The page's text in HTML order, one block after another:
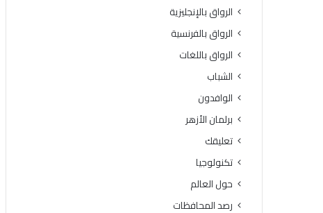
الرواق بالإنجليزية
الرواق بالفرنسية
الرواق باللغات
الشباب
الوافدون
برلمان الأزهر
تعليقك
تكنولوجيا
حول العالم
رصد المحافظات